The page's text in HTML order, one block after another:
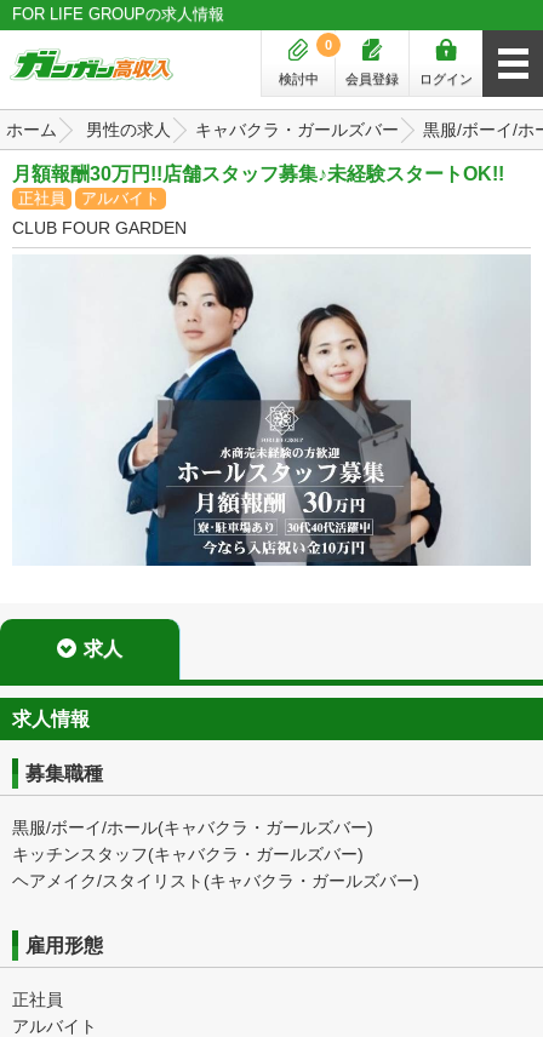
FOR LIFE GROUPの求人情報
ログイン
会員登録
検討中
0
ホーム 男性の求人 キャバクラ・ガールズバー 黒服/ボーイ/ホ
月額報酬30万円!!店舗スタッフ募集♪未経験スタートOK!!
正社員 アルバイト
CLUB FOUR GARDEN
求人
求人情報
募集職種
黒服/ボーイ/ホール(キャバクラ・ガールズバー)
キッチンスタッフ(キャバクラ・ガールズバー)
ヘアメイク/スタイリスト(キャバクラ・ガールズバー)
雇用形態
正社員
アルバイト